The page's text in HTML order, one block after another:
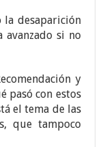
la desaparición
avanzado si no
y
pasó con estos
el tema de las
que tampoco